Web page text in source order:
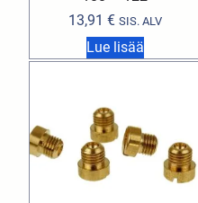
13,91 € SIS. ALV
Lue lisää